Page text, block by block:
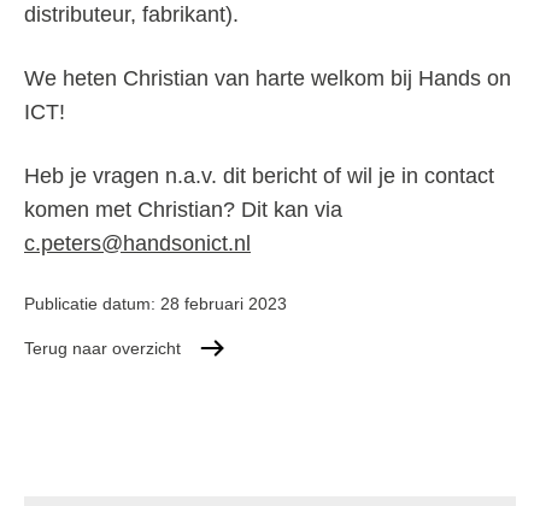
distributeur, fabrikant).
We heten Christian van harte welkom bij Hands on
ICT!
Heb je vragen n.a.v. dit bericht of wil je in contact
komen met Christian? Dit kan via
c.peters@handsonict.nl
Publicatie datum: 28 februari 2023
Terug naar overzicht